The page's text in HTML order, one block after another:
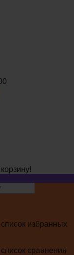
избранных
сравнения